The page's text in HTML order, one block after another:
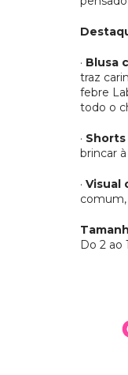
· Blusa
traz
febre
todo o
·
brincar
· Visual
Do 2 ao